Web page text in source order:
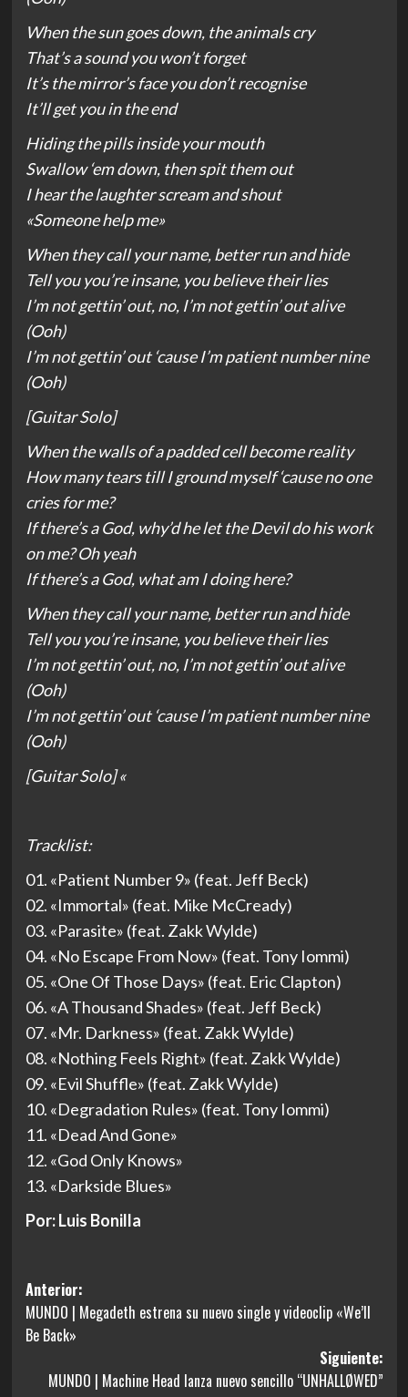
When the sun goes down, the animals cry
That’s a sound you won’t forget
It’s the mirror’s face you don’t recognise
It’ll get you in the end
Hiding the pills inside your mouth
Swallow ‘em down, then spit them out
I hear the laughter scream and shout
«Someone help me»
When they call your name, better run and hide
Tell you you’re insane, you believe their lies
I’m not gettin’ out, no, I’m not gettin’ out alive
(Ooh)
I’m not gettin’ out ‘cause I’m patient number nine
(Ooh)
[Guitar Solo]
When the walls of a padded cell become reality
How many tears till I ground myself ‘cause no one
cries for me?
If there’s a God, why’d he let the Devil do his work
on me? Oh yeah
If there’s a God, what am I doing here?
When they call your name, better run and hide
Tell you you’re insane, you believe their lies
I’m not gettin’ out, no, I’m not gettin’ out alive
(Ooh)
I’m not gettin’ out ‘cause I’m patient number nine
(Ooh)
[Guitar Solo] «
Tracklist:
01. «Patient Number 9» (feat. Jeff Beck)
02. «Immortal» (feat. Mike McCready)
03. «Parasite» (feat. Zakk Wylde)
04. «No Escape From Now» (feat. Tony Iommi)
05. «One Of Those Days» (feat. Eric Clapton)
06. «A Thousand Shades» (feat. Jeff Beck)
07. «Mr. Darkness» (feat. Zakk Wylde)
08. «Nothing Feels Right» (feat. Zakk Wylde)
09. «Evil Shuffle» (feat. Zakk Wylde)
10. «Degradation Rules» (feat. Tony Iommi)
11. «Dead And Gone»
12. «God Only Knows»
13. «Darkside Blues»
Por: Luis Bonilla
Navegación
de
entradas
Anterior:
MUNDO | Megadeth estrena su nuevo single y videoclip «We’ll
Be Back»
Siguiente:
MUNDO | Machine Head lanza nuevo sencillo “UNHALLØWED”